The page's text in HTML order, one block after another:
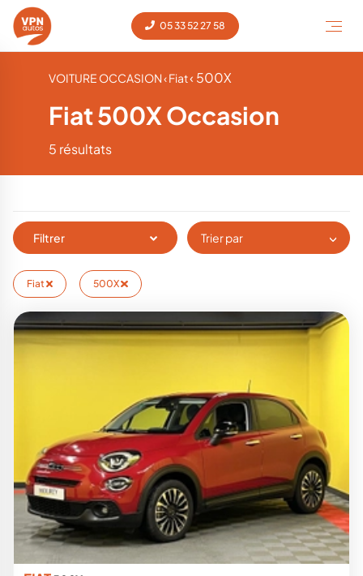
05 33 52 27 58
VOITURE OCCASION‹ Fiat‹ 500X
Fiat 500X Occasion
5 résultats
Filtrer Trier par
Fiat 500X